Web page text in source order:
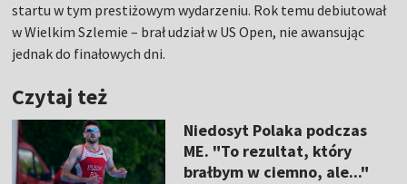
startu w tym prestiżowym wydarzeniu. Rok temu debiutował
w Wielkim Szlemie – brał udział w US Open, nie awansując
jednak do finałowych dni.
Czytaj też
Niedosyt Polaka podczas
ME. "To rezultat, który
brałbym w ciemno, ale..."